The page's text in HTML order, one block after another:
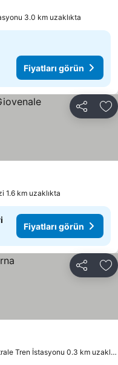
3.0 km uzaklıkta
Fiyatları görün
Paylaş
1.6 km uzaklıkta
Fiyatları görün
Paylaş
Milano Centrale Tren İstasyonu 0.3 km uzaklıkta